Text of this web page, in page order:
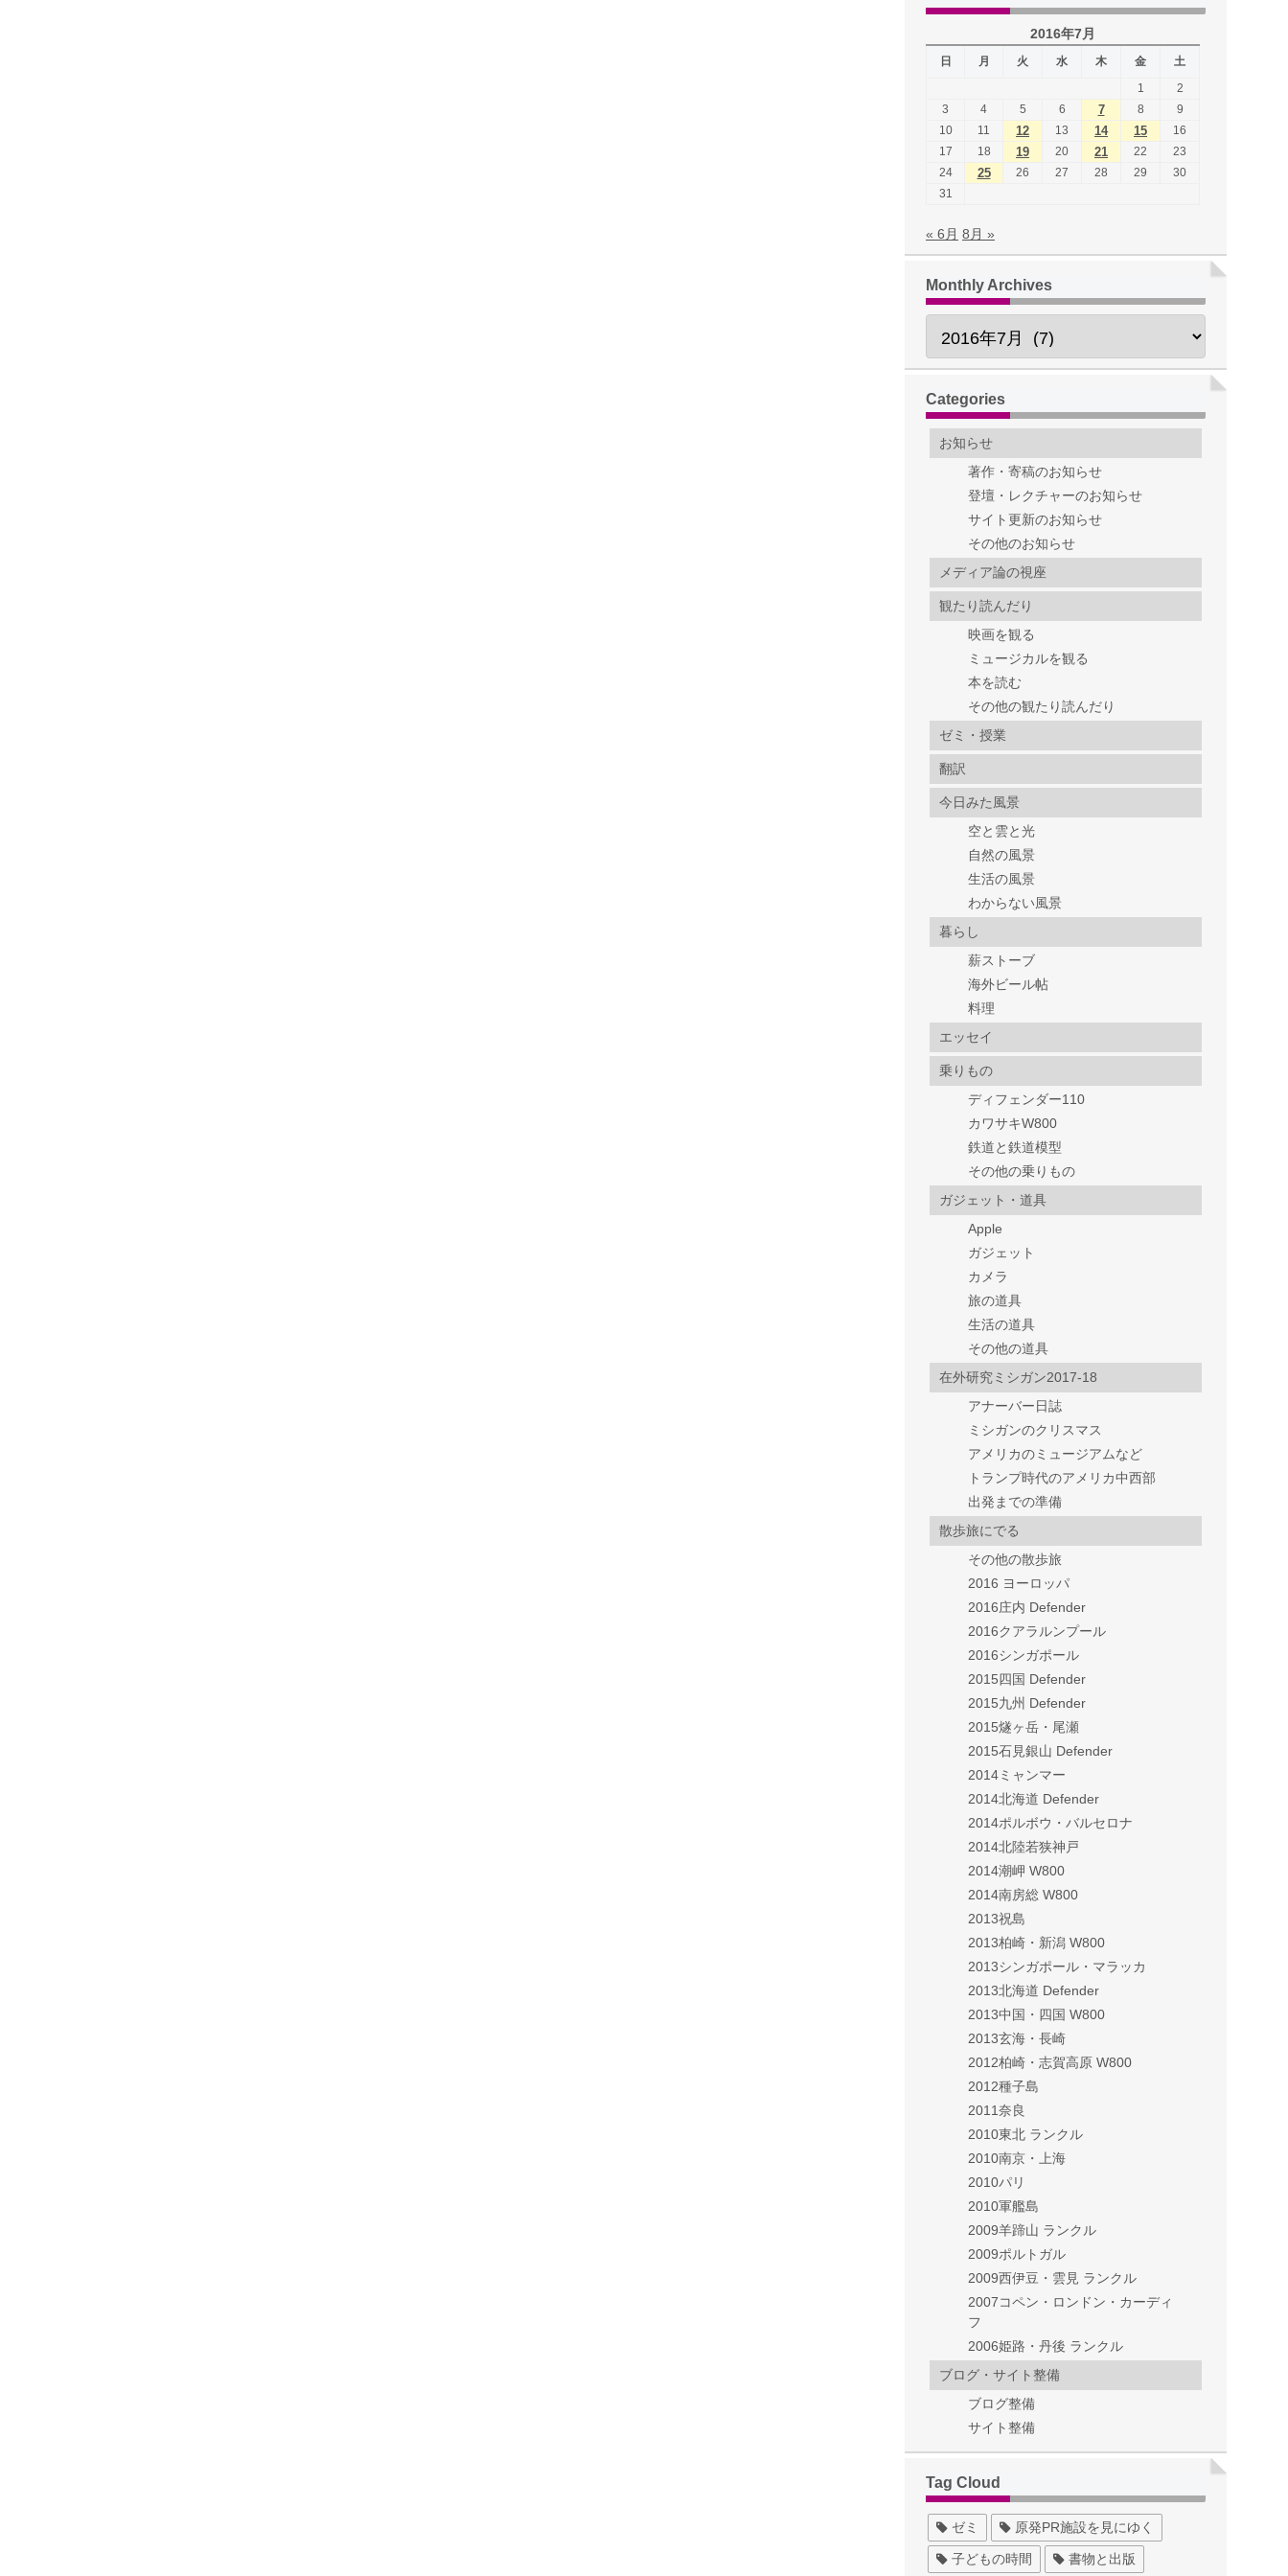
2016年7月
日 月 火 水 木 金
土
1
2
3
4 5 6 7 8
9
10
11 12 13 14 15
16
17
18 19 20 21 22
23
24
25 26 27 28 29
30
31
« 6月 8月 »
Monthly Archives
Categories
お知らせ
著作・寄稿のお知らせ
登壇・レクチャーのお知らせ
サイト更新のお知らせ
その他のお知らせ
メディア論の視座
観たり読んだり
映画を観る
ミュージカルを観る
本を読む
その他の観たり読んだり
ゼミ・授業
翻訳
今日みた風景
空と雲と光
自然の風景
生活の風景
わからない風景
暮らし
薪ストーブ
海外ビール帖
料理
エッセイ
乗りもの
ディフェンダー110
カワサキW800
鉄道と鉄道模型
その他の乗りもの
ガジェット・道具
Apple
ガジェット
カメラ
旅の道具
生活の道具
その他の道具
在外研究ミシガン2017-18
アナーバー日誌
ミシガンのクリスマス
アメリカのミュージアムなど
トランプ時代のアメリカ中西部
出発までの準備
散歩旅にでる
その他の散歩旅
2016 ヨーロッパ
2016庄内 Defender
2016クアラルンプール
2016シンガポール
2015四国 Defender
2015九州 Defender
2015燧ヶ岳・尾瀬
2015石見銀山 Defender
2014ミャンマー
2014北海道 Defender
2014ポルボウ・バルセロナ
2014北陸若狭神戸
2014潮岬 W800
2014南房総 W800
2013祝島
2013柏崎・新潟 W800
2013シンガポール・マラッカ
2013北海道 Defender
2013中国・四国 W800
2013玄海・長崎
2012柏崎・志賀高原 W800
2012種子島
2011奈良
2010東北 ランクル
2010南京・上海
2010パリ
2010軍艦島
2009羊蹄山 ランクル
2009ポルトガル
2009西伊豆・雲見 ランクル
2007コペン・ロンドン・カーディ
フ
2006姫路・丹後 ランクル
ブログ・サイト整備
ブログ整備
サイト整備
Tag Cloud
ゼミ 原発PR施設を見にゆく
子どもの時間 書物と出版